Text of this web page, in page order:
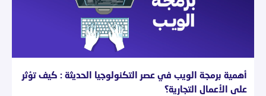
أهمية برمجة الويب في عصر التكنولوجيا الحديثة : كيف تؤثر
على الأعمال التجارية؟